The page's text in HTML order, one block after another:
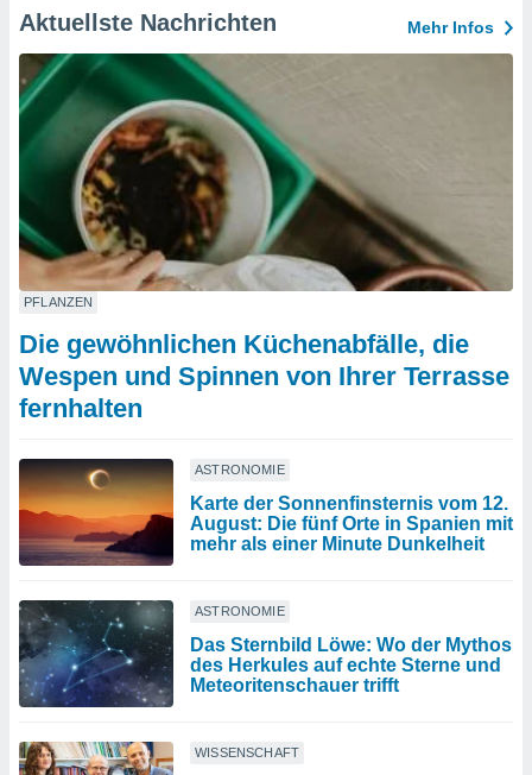
Aktuellste Nachrichten Mehr Infos
PFLANZEN
Die gewöhnlichen Küchenabfälle, die
Wespen und Spinnen von Ihrer Terrasse
fernhalten
ASTRONOMIE
Karte der Sonnenfinsternis vom 12.
August: Die fünf Orte in Spanien mit
mehr als einer Minute Dunkelheit
ASTRONOMIE
Das Sternbild Löwe: Wo der Mythos
des Herkules auf echte Sterne und
Meteoritenschauer trifft
WISSENSCHAFT